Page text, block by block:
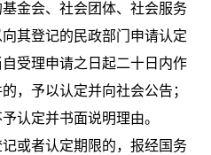
金会、社会团体、社会服务
其登记的民政部门申请认定
受理申请之日起二十日内作
，予以认定并向社会公告；
认定并书面说明理由。
或者认定期限的，报经国务